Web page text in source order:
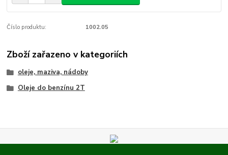
Číslo produktu: 1002.05
Zboží zařazeno v kategoriích
oleje, maziva, nádoby
Oleje do benzínu 2T